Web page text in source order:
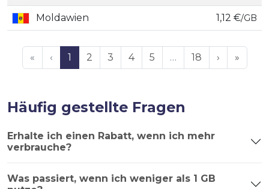
Moldawien 1,12 €/GB
« ‹ 1 2 3 4 5 … 18 › »
Häufig gestellte Fragen
Erhalte ich einen Rabatt, wenn ich mehr
verbrauche?
Was passiert, wenn ich weniger als 1 GB